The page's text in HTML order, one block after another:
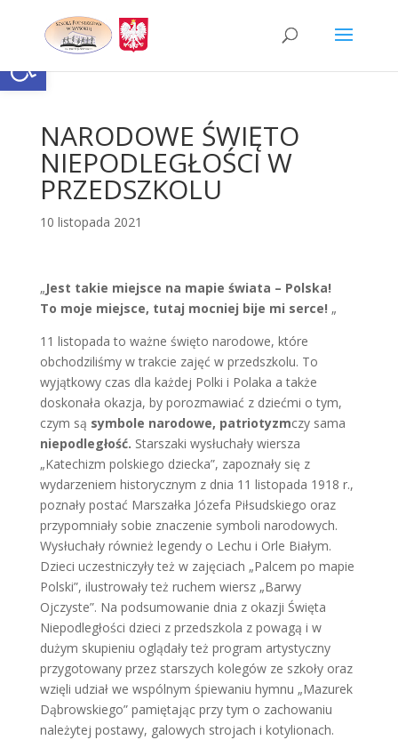
contentOtwórz pasek narzędzi
NARODOWE ŚWIĘTO
NIEPODLEGŁOŚCI W
PRZEDSZKOLU
10 listopada 2021
„Jest takie miejsce na mapie świata – Polska!
To moje miejsce, tutaj mocniej bije mi serce! „
11 listopada to ważne święto narodowe, które
obchodziliśmy w trakcie zajęć w przedszkolu. To
wyjątkowy czas dla każdej Polki i Polaka a także
doskonała okazja, by porozmawiać z dziećmi o tym,
czym są symbole narodowe, patriotyzmczy sama
niepodległość. Starszaki wysłuchały wiersza
„Katechizm polskiego dziecka”, zapoznały się z
wydarzeniem historycznym z dnia 11 listopada 1918 r.,
poznały postać Marszałka Józefa Piłsudskiego oraz
przypomniały sobie znaczenie symboli narodowych.
Wysłuchały również legendy o Lechu i Orle Białym.
Dzieci uczestniczyły też w zajęciach „Palcem po mapie
Polski”, ilustrowały też ruchem wiersz „Barwy
Ojczyste”. Na podsumowanie dnia z okazji Święta
Niepodległości dzieci z przedszkola z powagą i w
dużym skupieniu oglądały też program artystyczny
przygotowany przez starszych kolegów ze szkoły oraz
wzięli udział we wspólnym śpiewaniu hymnu „Mazurek
Dąbrowskiego” pamiętając przy tym o zachowaniu
należytej postawy, galowych strojach i kotylionach.